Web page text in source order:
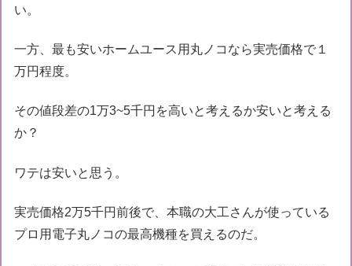
い。
一方、最も安いホームユース用丸ノコなら実売価格で１
万円程度。
その値段差の1万3~5千円を高いと考えるか安いと考える
か？
ワテは安いと思う。
実売価格2万5千円前後で、本職の大工さんが使っている
プロ用電子丸ノコの最高機種を買えるのだ。